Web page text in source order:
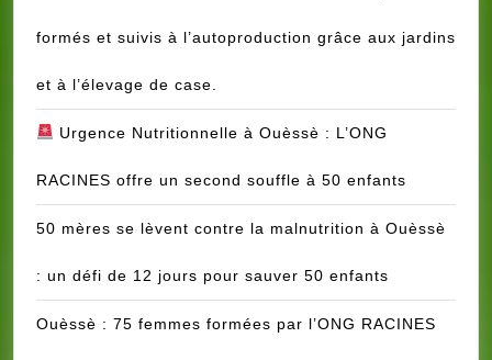
formés et suivis à l’autoproduction grâce aux jardins
et à l’élevage de case.
Urgence Nutritionnelle à Ouèssè : L’ONG
RACINES offre un second souffle à 50 enfants
50 mères se lèvent contre la malnutrition à Ouèssè
: un défi de 12 jours pour sauver 50 enfants
Ouèssè : 75 femmes formées par l’ONG RACINES